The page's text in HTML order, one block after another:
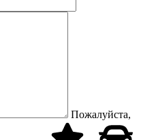
Пожалуйста,